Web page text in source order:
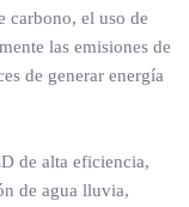
carbono, el uso de
las emisiones de
de generar energía
de alta eficiencia,
de agua lluvia,